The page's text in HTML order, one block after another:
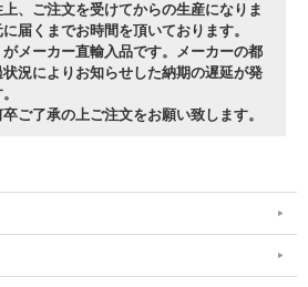
、ご注文を受けてからの生産になりま
届くまでお時間を頂いております。
メーカー直輸入品です。メーカーの都
況によりお知らせした納期の遅延が発
ご了承の上ご注文をお願い致します。